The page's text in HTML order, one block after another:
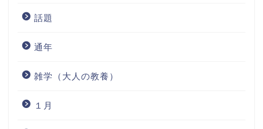
話題
通年
雑学（大人の教養）
１月